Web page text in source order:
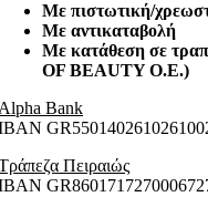
Με πιστωτική/
Με αντικαταβολή
Με κατάθεση σε
OF BEAUTY O.E.)
Bank
Πειραιώς